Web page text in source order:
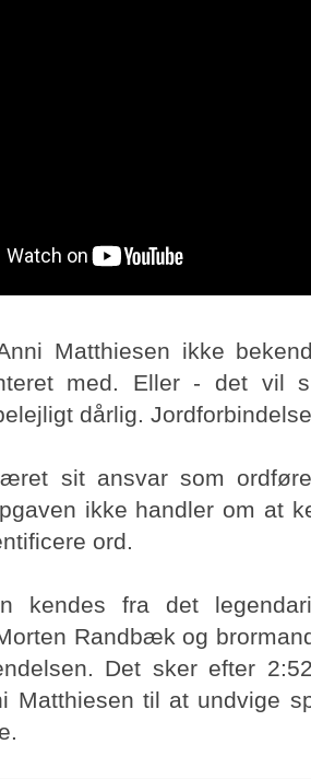
Matthiesen ikke
med. Eller - det vil
dårlig.
sit ansvar som
ikke handler om at
ord.
kendes fra det
Randbæk og
Det sker efter
Matthiesen til at undvige